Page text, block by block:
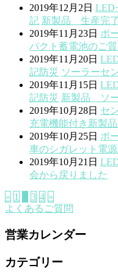
2019年12月2日 LED
記 新製品 生産完
2019年11月23日 ポ
パクト蓄電池のご
2019年11月20日
記防災 ソーラーセ
2019年11月15日
記防災 新製品 ソー
2019年10月28日 セ
充電機能付き 新製品
2019年10月25日 ポ
車のシガレット電
2019年10月21日
会から戻りました
« 1 3 4 »
よくあるご質問
営業カレンダー
カテゴリー